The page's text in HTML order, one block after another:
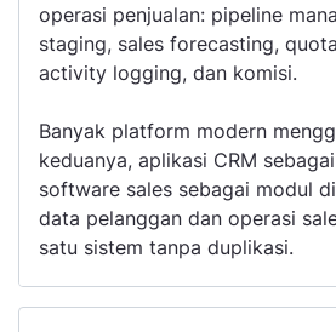
operasi penjualan: pipeline
staging, sales forecasting,
activity logging, dan komisi.
Banyak platform modern
keduanya, aplikasi CRM
software sales sebagai modul
data pelanggan dan operasi
satu sistem tanpa duplikasi.